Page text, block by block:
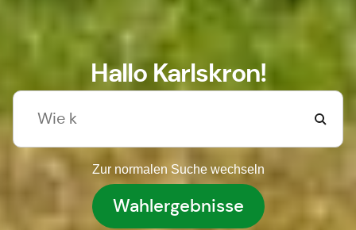
Hallo Karlskron!
Zur normalen Suche wechseln
Wahlergebnisse